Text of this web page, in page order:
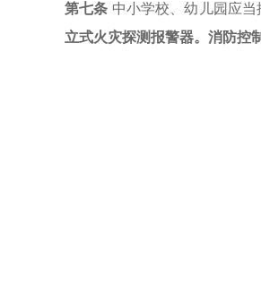
第七条 中小学校、幼儿园应
立式火灾探测报警器。消防控